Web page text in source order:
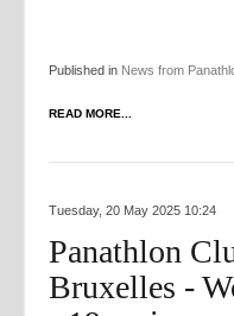
Published in News from
READ MORE...
Tuesday, 20 May 2025 10:24
Panathlon
Bruxelles -